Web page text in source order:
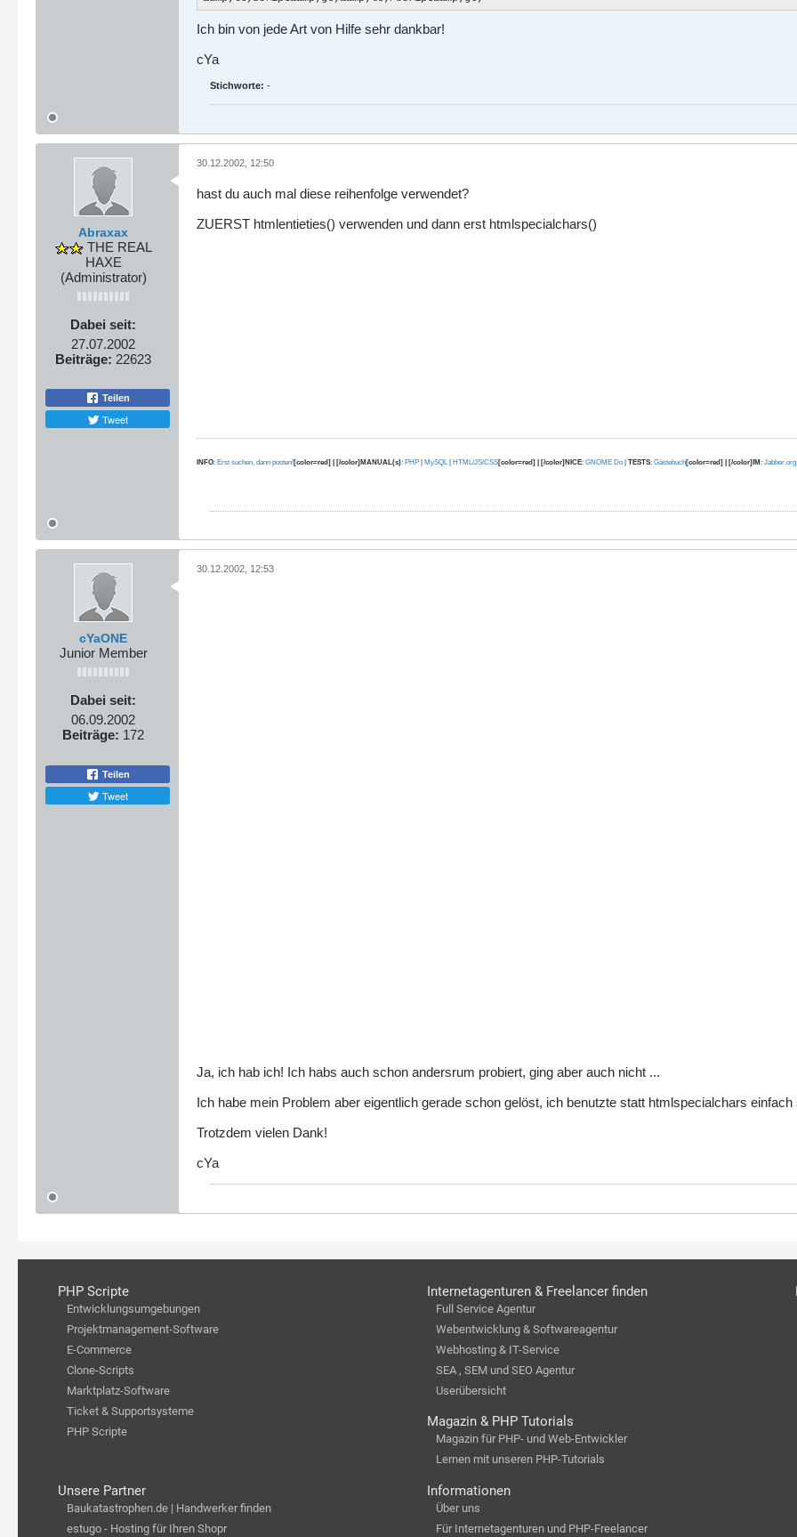
Ich bin von jede Art von Hilfe sehr dankbar!
cYa
Stichworte: -
Abraxax
THE REAL
HAXE
(Administrator)
Dabei seit:
27.07.2002
Beiträge: 22623
Teilen
Tweet
30.12.2002, 12:50
hast du auch mal diese reihenfolge verwendet?
ZUERST htmlentieties() verwenden und dann erst htmlspecialchars()
INFO: Erst suchen, dann posten![color=red] | [/color]MANUAL(s): PHP | MySQL | HTML/JS/CSS[color=red] | [/color]NICE: GNOME Do | TESTS: Gästebuch[color=red] | [/color]IM: Jabber.org
cYaONE
Junior Member
Dabei seit:
06.09.2002
Beiträge: 172
Teilen
Tweet
30.12.2002, 12:53
Ja, ich hab ich! Ich habs auch schon andersrum probiert, ging aber auch nicht ...
Ich habe mein Problem aber eigentlich gerade schon gelöst, ich benutzte statt htmlspecialchars
Trotzdem vielen Dank!
cYa
PHP Scripte
Entwicklungsumgebungen
Projektmanagement-Software
E-Commerce
Clone-Scripts
Marktplatz-Software
Ticket & Supportsysteme
PHP Scripte
Internetagenturen & Freelancer finden
Full Service Agentur
Webentwicklung & Softwareagentur
Webhosting & IT-Service
SEA , SEM und SEO Agentur
Userübersicht
Magazin & PHP Tutorials
Magazin für PHP- und Web-Entwickler
Lernen mit unseren PHP-Tutorials
Unsere Partner
Baukatastrophen.de | Handwerker finden
estugo - Hosting für Ihren Shopr
Informationen
Über uns
Für Internetagenturen und PHP-Freelancer